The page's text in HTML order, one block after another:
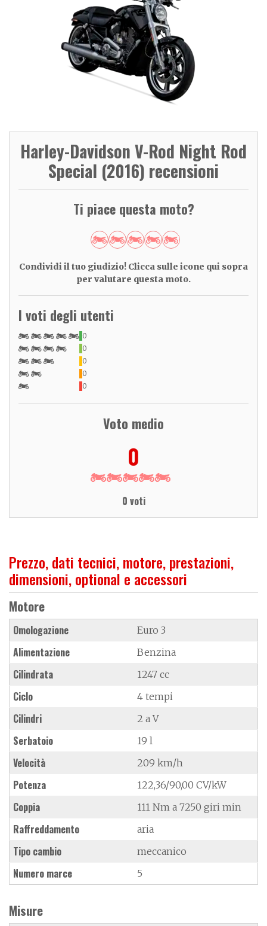
Harley-Davidson V-Rod Night Rod
Special (2016) recensioni
Ti piace questa moto?
Condividi il tuo giudizio! Clicca sulle icone qui sopra
per valutare questa moto.
I voti degli utenti
0
0
0
0
0
Voto medio
0
0 voti
Prezzo, dati tecnici, motore, prestazioni,
dimensioni, optional e accessori
Motore
Omologazione Euro 3
Alimentazione Benzina
Cilindrata 1247 cc
Ciclo 4 tempi
Cilindri 2 a V
Serbatoio 19 l
Velocità 209 km/h
Potenza 122,36/90,00 CV/kW
Coppia 111 Nm a 7250 giri min
Raffreddamento aria
Tipo cambio meccanico
Numero marce 5
Misure